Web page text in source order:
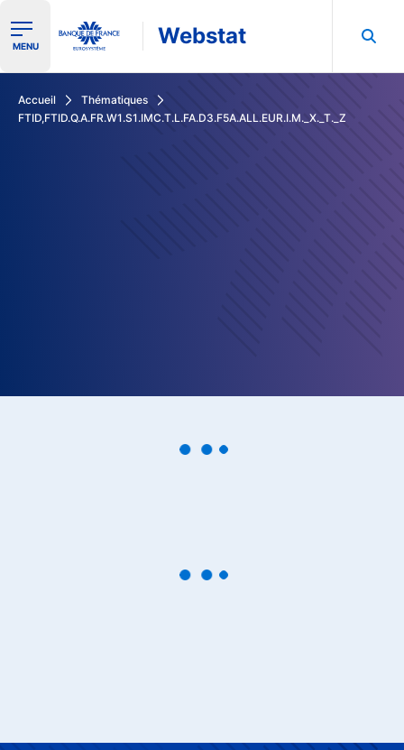
Ouvrir le menu de navigation
MENU Webstat
Accueil
Thématiques
FTID,FTID.Q.A.FR.W1.S1.IMC.T.L.FA.D3.F5A.ALL.EUR.I.M._X._T._Z